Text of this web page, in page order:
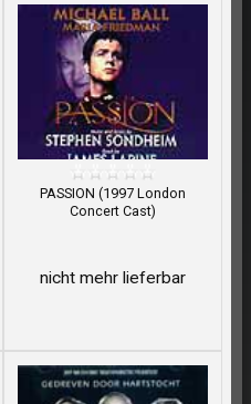
PASSION (1997 London
Concert Cast)
nicht mehr lieferbar